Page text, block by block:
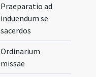
Praeparatio ad
induendum se
sacerdos
Ordinarium
missae